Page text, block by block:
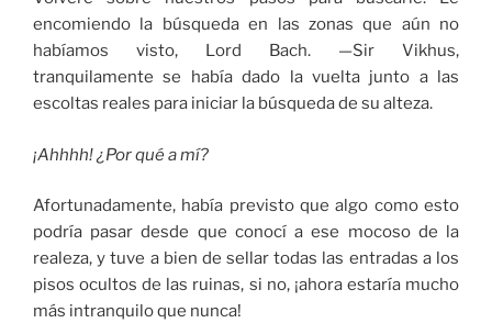
encomiendo la búsqueda en las zonas que aún no
habíamos visto, Lord Bach. —Sir Vikhus,
tranquilamente se había dado la vuelta junto a las
escoltas reales para iniciar la búsqueda de su alteza.
¡Ahhhh! ¿Por qué a mí?
Afortunadamente, había previsto que algo como esto
podría pasar desde que conocí a ese mocoso de la
realeza, y tuve a bien de sellar todas las entradas a los
pisos ocultos de las ruinas, si no, ¡ahora estaría mucho
más intranquilo que nunca!